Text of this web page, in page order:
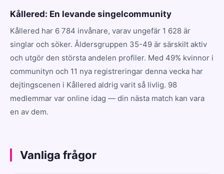
Kållered: En levande singelcommunity
Kållered har 6 784 invånare, varav ungefär 1 628 är
singlar och söker. Åldersgruppen 35-49 är särskilt aktiv
och utgör den största andelen profiler. Med 49% kvinnor i
communityn och 11 nya registreringar denna vecka har
dejtingscenen i Kållered aldrig varit så livlig. 98
medlemmar var online idag — din nästa match kan vara
en av dem.
Vanliga frågor